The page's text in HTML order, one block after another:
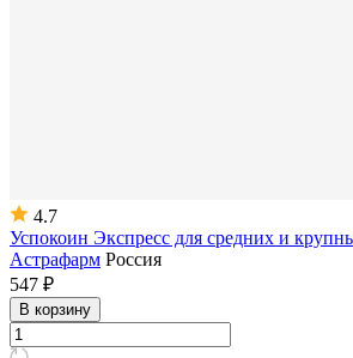
4.7
Успокоин Экспресс для средних и
Астрафарм Россия
547 ₽
В корзину